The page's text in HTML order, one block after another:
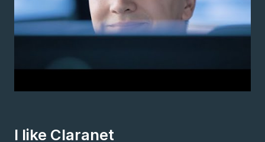
I like Claranet